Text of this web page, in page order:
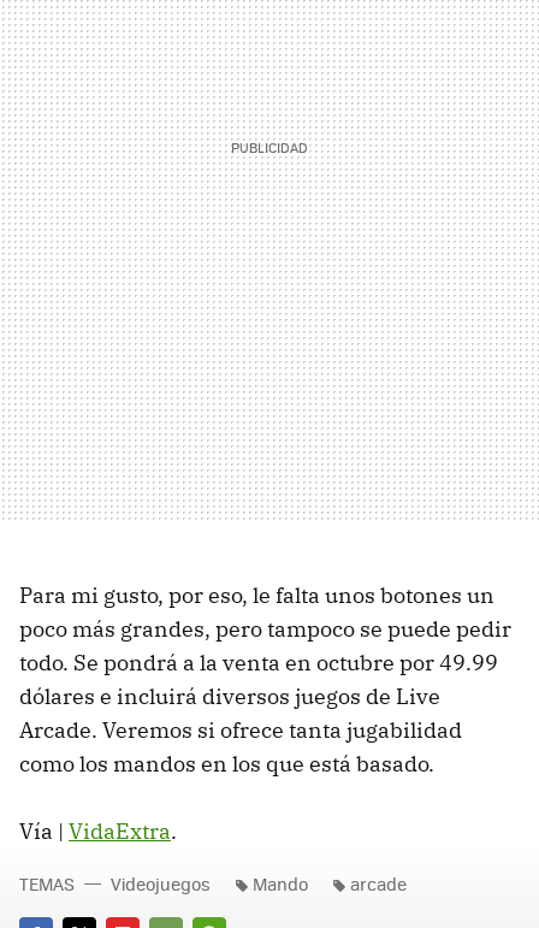
Para mi gusto, por eso, le falta unos botones un
poco más grandes, pero tampoco se puede pedir
todo. Se pondrá a la venta en octubre por 49.99
dólares e incluirá diversos juegos de Live
Arcade. Veremos si ofrece tanta jugabilidad
como los mandos en los que está basado.
Vía | VidaExtra.
TEMAS Videojuegos Mando arcade